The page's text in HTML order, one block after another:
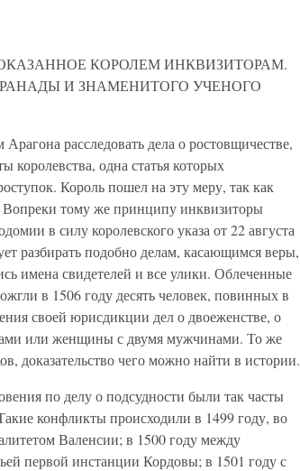
КОРОЛЕМ ИНКВИЗИТОРАМ.
И ЗНАМЕНИТОГО УЧЕНОГО
расследовать дела о ростовщичестве,
королевства, одна статья которых
Король пошел на эту меру, так как
Вопреки тому же принципу инквизиторы
в силу королевского указа от 22 августа
разбирать подобно делам, касающимся веры,
имена свидетелей и все улики. Облеченные
в 1506 году десять человек, повинных в
своей юрисдикции дел о двоеженстве, о
или женщины с двумя мужчинами. То же
доказательство чего можно найти в истории.
по делу о подсудности были так часты
конфликты происходили в 1499 году, во
Валенсии; в 1500 году между
первой инстанции Кордовы; в 1501 году с